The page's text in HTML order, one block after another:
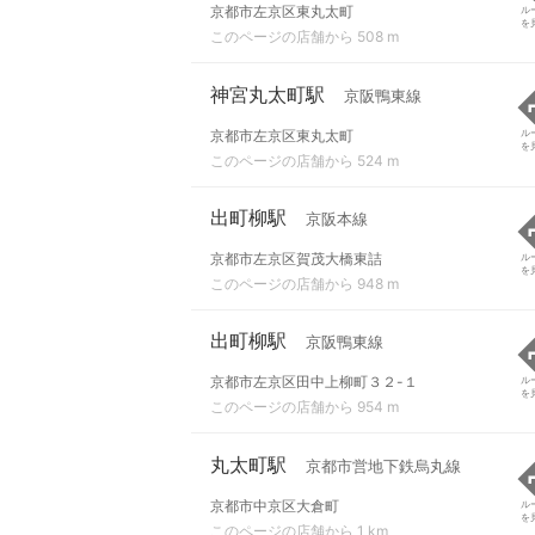
京都市左京区東丸太町
このページの店舗から 508 m
ル
を
神宮丸太町駅 京阪鴨東線
京都市左京区東丸太町
このページの店舗から 524 m
ル
を
出町柳駅 京阪本線
京都市左京区賀茂大橋東詰
このページの店舗から 948 m
ル
を
出町柳駅 京阪鴨東線
京都市左京区田中上柳町３２-１
このページの店舗から 954 m
ル
を
丸太町駅 京都市営地下鉄烏丸線
京都市中京区大倉町
このページの店舗から 1 km
ル
を